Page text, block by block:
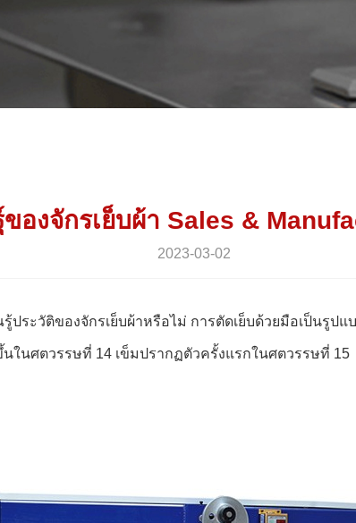
องจักรเย็บผ้า Sales &
2023-03-02
ประวัติของจักรเย็บผ้าหรือไม่ การตัดเย็บด้วยมือเป็นรู
ในศตวรรษที่ 14 เข็มปรากฏตัวครั้งแรกในศตวรรษที่ 15